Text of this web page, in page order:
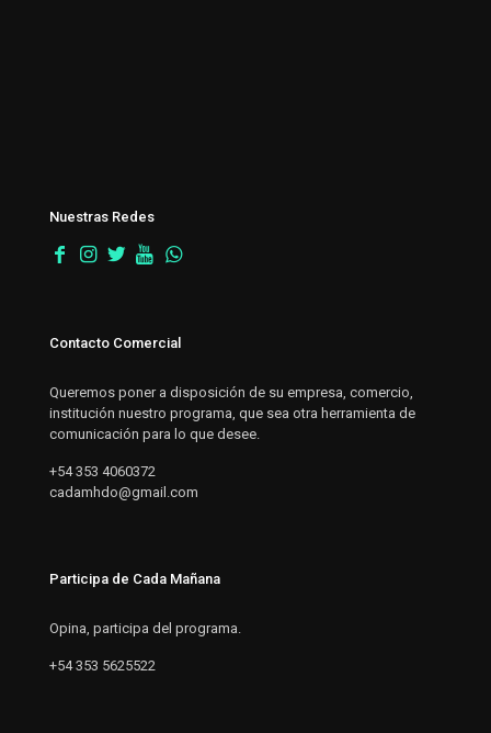
Nuestras Redes
Contacto Comercial
Queremos poner a disposición de su empresa, comercio,
institución nuestro programa, que sea otra herramienta de
comunicación para lo que desee.
+54 353 4060372
cadamhdo@gmail.com
Participa de Cada Mañana
Opina, participa del programa.
+54 353 5625522